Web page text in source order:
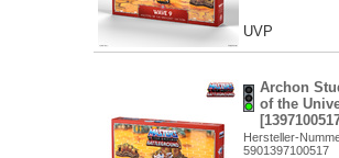
UVP
Archon
of the
Hersteller-
5901397100517